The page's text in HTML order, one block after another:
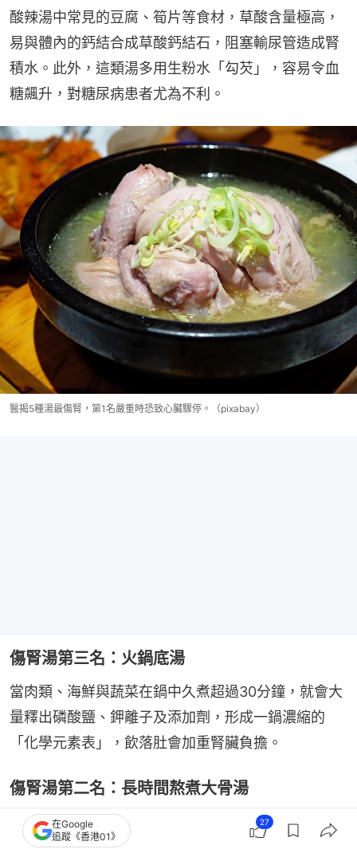
酸辣湯中常見的豆腐、筍片等食材，草酸含量極高，
易與體內的鈣結合成草酸鈣結石，阻塞輸尿管造成腎
積水。此外，這類湯多用生粉水「勾芡」，容易令血
糖飆升，對糖尿病患者尤為不利。
醫揭5種湯最傷腎，第1名嚴重時恐致心臟驟停。（pixabay）
傷腎湯第三名：火鍋底湯
當肉類、海鮮與蔬菜在鍋中久煮超過30分鐘，就會大
量釋出磷酸鹽、鉀離子及添加劑，形成一鍋濃縮的
「化學元素表」，飲落肚會加重腎臟負擔。
傷腎湯第二名：長時間熬煮大骨湯
大骨湯並非補鈣良藥，反而含有重金屬。研究指出，
哺乳動物（豬、牛等）體內90%以上的鉛（重金屬）
在Google
追蹤《香港01》
27